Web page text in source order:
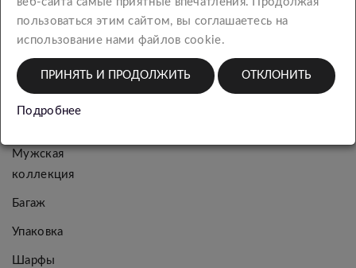
КАТЕГОРИИ
Новинки
Женская
Мужская
коллекция
Багаж
Упаковка
Шарфы
пользоваться этим сайтом, вы соглашаетесь на
использование нами файлов cookie.
ПРИНЯТЬ И ПРОДОЛЖИТЬ ОТКЛОНИТЬ
Подробнее